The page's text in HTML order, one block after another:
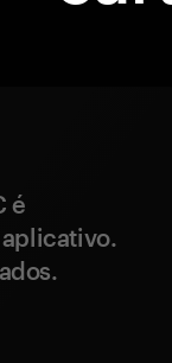
é
aplicativo.